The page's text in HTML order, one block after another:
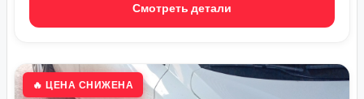
Смотреть детали
🔥 ЦЕНА СНИЖЕНА